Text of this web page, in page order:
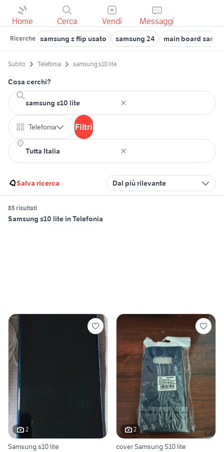
Home Cerca Vendi Messaggi
Ricerche samsung z flip usato samsung 24 main board
Subito Telefonia samsung s10 lite
Cosa cerchi?
Telefonia Filtri
Salva ricerca Dal più rilevante
85 risultati
Samsung s10 lite in Telefonia
2
Samsung s10 lite
2
cover Samsung S10 lite